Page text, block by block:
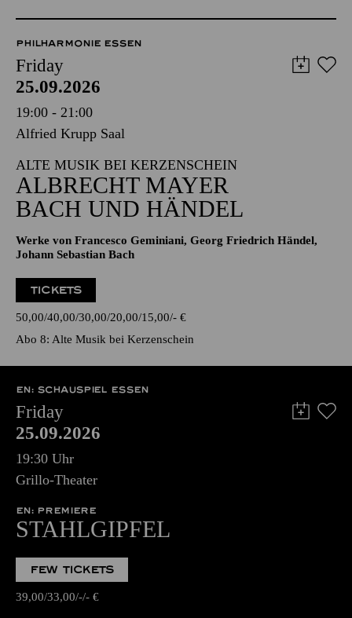
PHILHARMONIE ESSEN
Friday
25.09.2026
19:00 - 21:00
Alfried Krupp Saal
ALTE MUSIK BEI KERZENSCHEIN
ALBRECHT MAYER
BACH UND HÄNDEL
Werke von Francesco Geminiani, Georg Friedrich Händel,
Johann Sebastian Bach
TICKETS
50,00 40,00 30,00 20,00 15,00 - €
Abo 8: Alte Musik bei Kerzenschein
EN: SCHAUSPIEL ESSEN
Friday
25.09.2026
19:30 Uhr
Grillo-Theater
EN: PREMIERE
STAHLGIPFEL
FEW TICKETS
39,00 33,00 - - €